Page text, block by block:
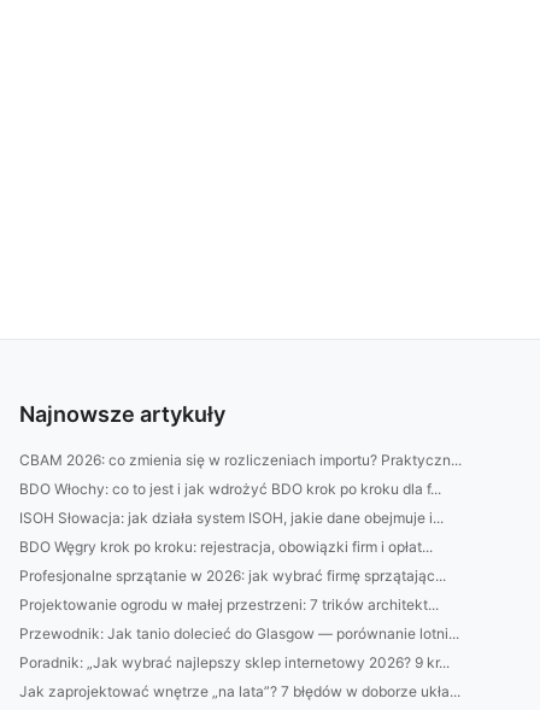
Najnowsze artykuły
CBAM 2026: co zmienia się w rozliczeniach importu? Praktyczn...
BDO Włochy: co to jest i jak wdrożyć BDO krok po kroku dla f...
ISOH Słowacja: jak działa system ISOH, jakie dane obejmuje i...
BDO Węgry krok po kroku: rejestracja, obowiązki firm i opłat...
Profesjonalne sprzątanie w 2026: jak wybrać firmę sprzątając...
Projektowanie ogrodu w małej przestrzeni: 7 trików architekt...
Przewodnik: Jak tanio dolecieć do Glasgow — porównanie lotni...
Poradnik: „Jak wybrać najlepszy sklep internetowy 2026? 9 kr...
Jak zaprojektować wnętrze „na lata”? 7 błędów w doborze ukła...